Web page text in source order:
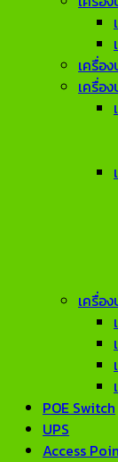
เครื่อ
เครื่อ
เครื่อ
POE Switch
UPS
Access